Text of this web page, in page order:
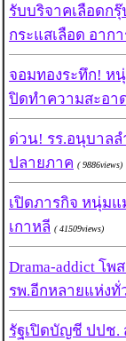
รับบริจาคเลือดก
กระแสเลือด อาก
จอมทองระทึก! ห
ปิดทำความสะอา
ด่วน! รร.อนุบาลล
ปลายภาค ( 9886views)
เปิดภารกิจ หนุ่ม
เกาหลี ( 41509views)
Drama-addict โ
รพ.อีกหลายแห่งทั่
รัฐเปิดบัญชี ปปช.